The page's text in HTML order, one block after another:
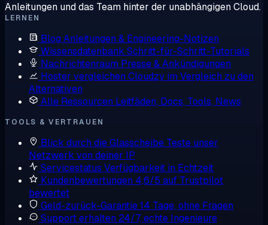
Anleitungen und das Team hinter der unabhängigen Cloud.
LERNEN
Blog Anleitungen & Engineering-Notizen
Wissensdatenbank Schritt-für-Schritt-Tutorials
Nachrichtenraum Presse & Ankündigungen
Hoster vergleichen Cloudzy im Vergleich zu den
Alternativen
Alle Ressourcen Leitfäden, Docs, Tools, News
TOOLS & VERTRAUEN
Blick durch die Glasscheibe Teste unser
Netzwerk von deiner IP
Servicestatus Verfügbarkeit in Echtzeit
Kundenbewertungen 4,6/5 auf Trustpilot
bewertet
Geld-zurück-Garantie14 Tage, ohne Fragen
Support erhalten 24/7, echte Ingenieure